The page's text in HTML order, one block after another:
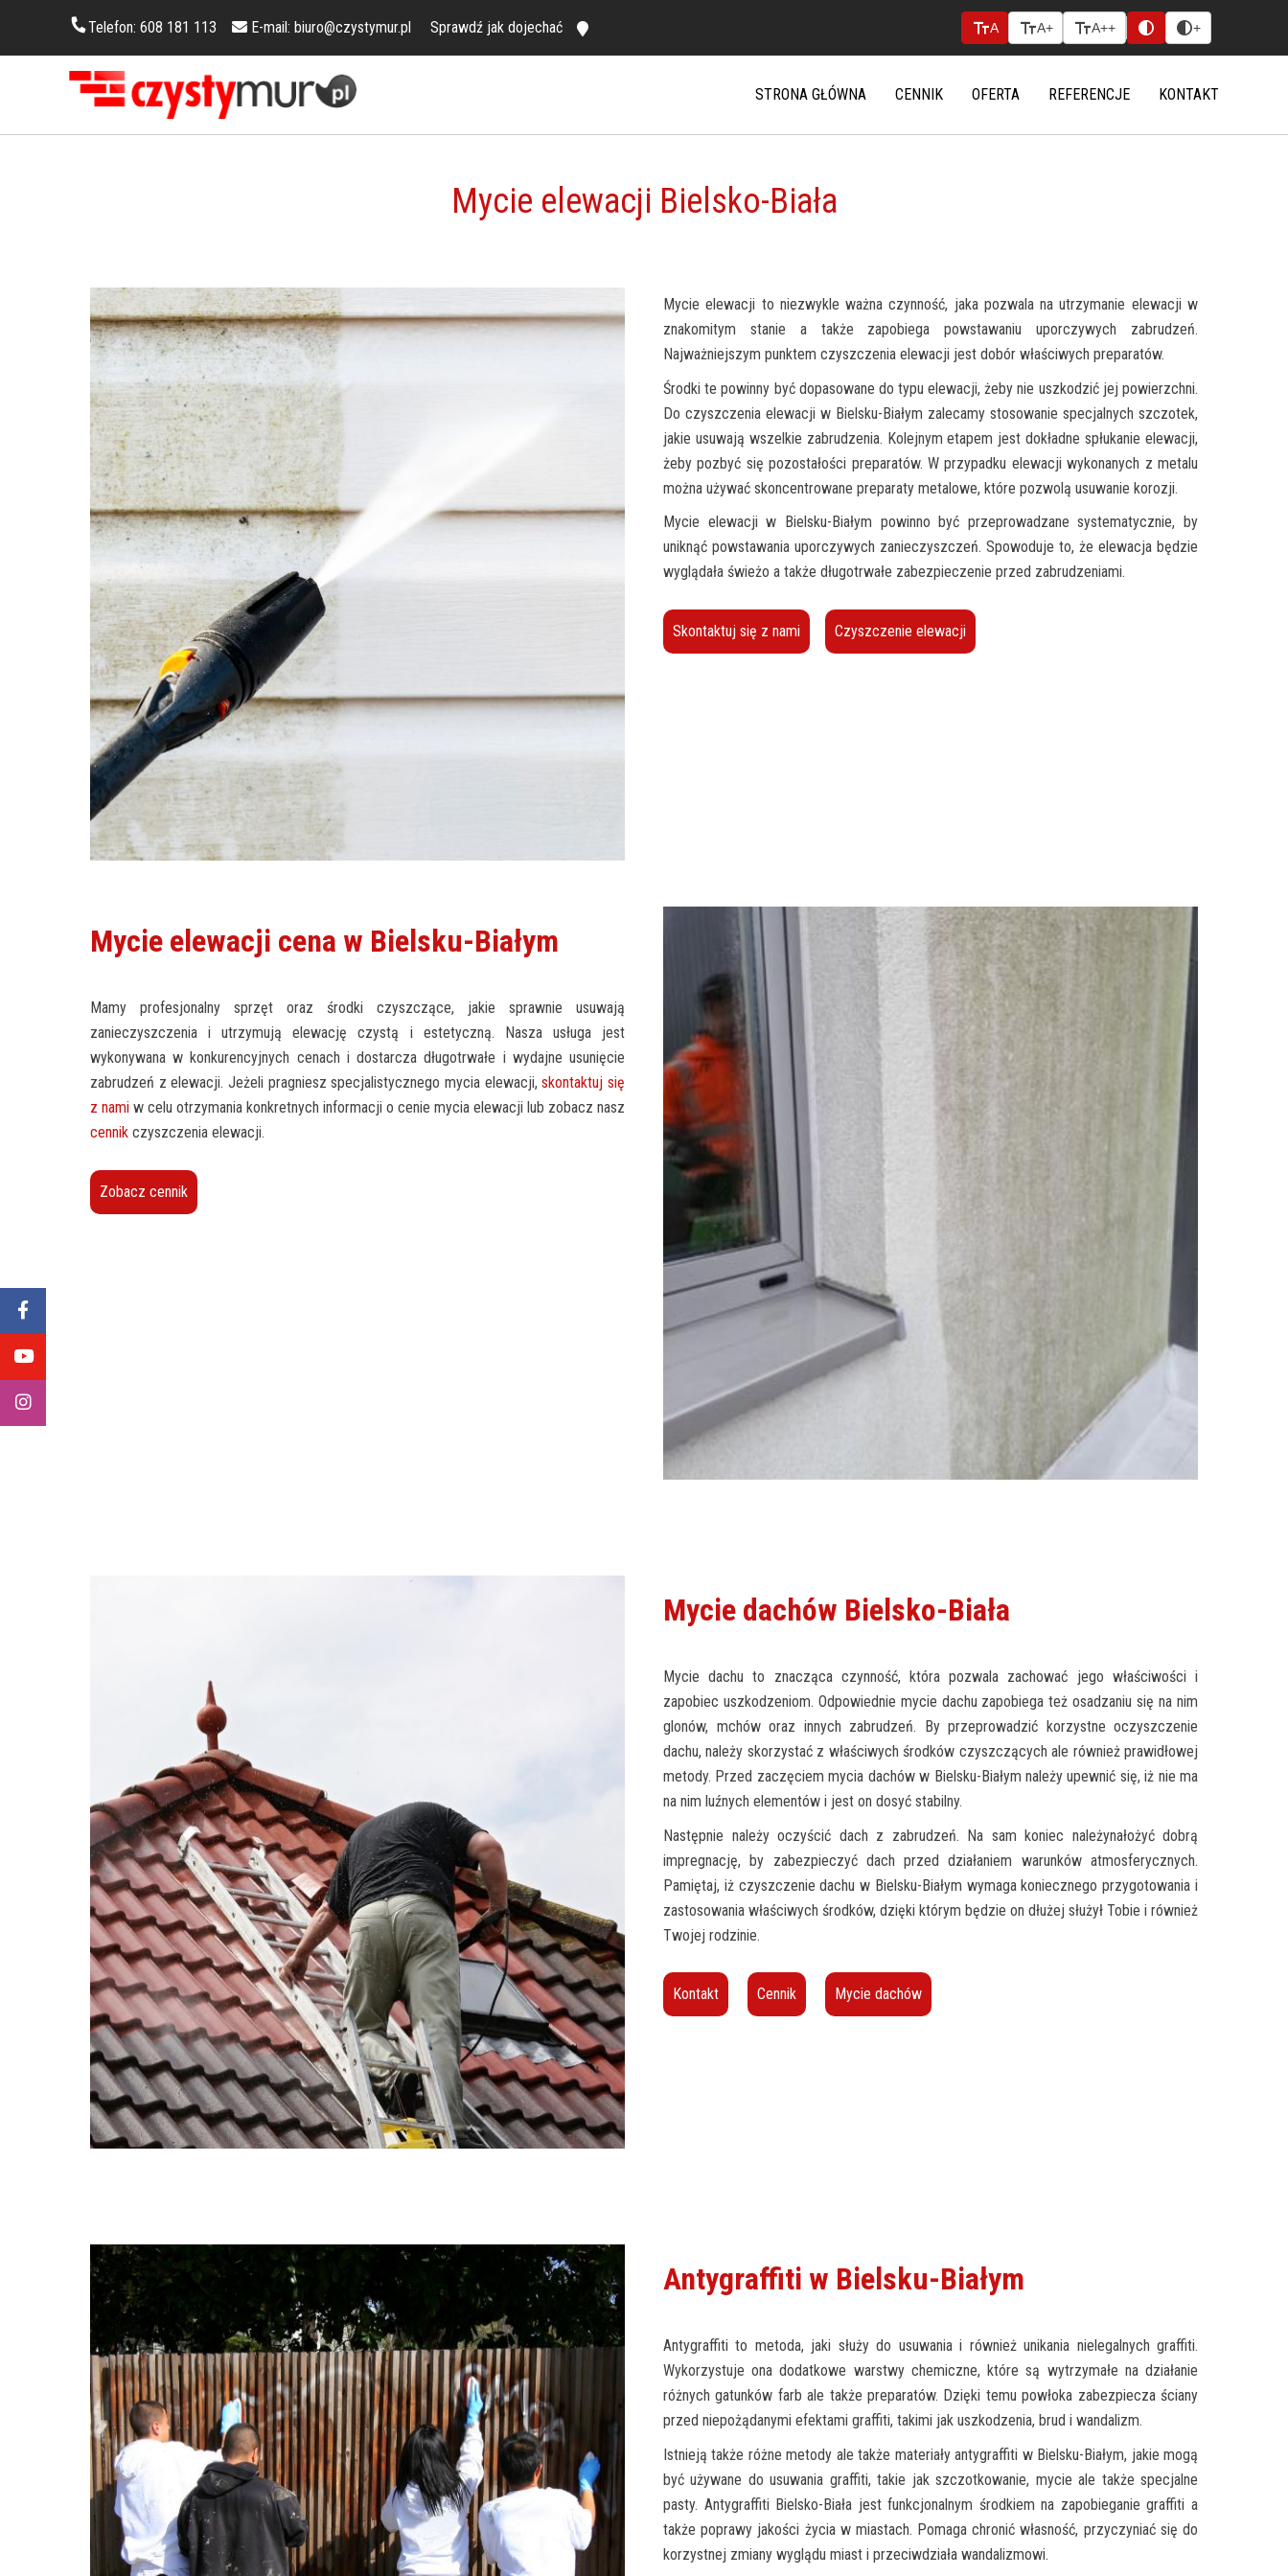
Telefon: 608 181 113 E-mail: biuro@czystymur.pl Sprawdź jak dojechać text_fieldsA text_fieldsA+ text_fieldsA++ contrast contrast+
STRONA GŁÓWNA CENNIK OFERTA REFERENCJE KONTAKT
Mycie elewacji Bielsko-Biała
Mycie elewacji to niezwykle ważna czynność, jaka pozwala na utrzymanie elewacji w
znakomitym stanie a także zapobiega powstawaniu uporczywych zabrudzeń.
Najważniejszym punktem czyszczenia elewacji jest dobór właściwych preparatów.
Środki te powinny być dopasowane do typu elewacji, żeby nie uszkodzić jej powierzchni.
Do czyszczenia elewacji w Bielsku-Białym zalecamy stosowanie specjalnych szczotek,
jakie usuwają wszelkie zabrudzenia. Kolejnym etapem jest dokładne spłukanie elewacji,
żeby pozbyć się pozostałości preparatów. W przypadku elewacji wykonanych z metalu
można używać skoncentrowane preparaty metalowe, które pozwolą usuwanie korozji.
Mycie elewacji w Bielsku-Białym powinno być przeprowadzane systematycznie, by
uniknąć powstawania uporczywych zanieczyszczeń. Spowoduje to, że elewacja będzie
wyglądała świeżo a także długotrwałe zabezpieczenie przed zabrudzeniami.
Skontaktuj się z nami Czyszczenie elewacji
Mycie elewacji cena w Bielsku-Białym
Mamy profesjonalny sprzęt oraz środki czyszczące, jakie sprawnie usuwają
zanieczyszczenia i utrzymują elewację czystą i estetyczną. Nasza usługa jest
wykonywana w konkurencyjnych cenach i dostarcza długotrwałe i wydajne usunięcie
zabrudzeń z elewacji. Jeżeli pragniesz specjalistycznego mycia elewacji,skontaktuj się
z nami w celu otrzymania konkretnych informacji o cenie mycia elewacji lub zobacz nasz
cennik czyszczenia elewacji.
Zobacz cennik
Mycie dachów Bielsko-Biała
Mycie dachu to znacząca czynność, która pozwala zachować jego właściwości i
zapobiec uszkodzeniom. Odpowiednie mycie dachu zapobiega też osadzaniu się na nim
glonów, mchów oraz innych zabrudzeń. By przeprowadzić korzystne oczyszczenie
dachu, należy skorzystać z właściwych środków czyszczących ale również prawidłowej
metody. Przed zaczęciem mycia dachów w Bielsku-Białym należy upewnić się, iż nie ma
na nim luźnych elementów i jest on dosyć stabilny.
Następnie należy oczyścić dach z zabrudzeń. Na sam koniec należynałożyć dobrą
impregnację, by zabezpieczyć dach przed działaniem warunków atmosferycznych.
Pamiętaj, iż czyszczenie dachu w Bielsku-Białym wymaga koniecznego przygotowania i
zastosowania właściwych środków, dzięki którym będzie on dłużej służył Tobie i również
Twojej rodzinie.
Kontakt Cennik Mycie dachów
Antygraffiti w Bielsku-Białym
Antygraffiti to metoda, jaki służy do usuwania i również unikania nielegalnych graffiti.
Wykorzystuje ona dodatkowe warstwy chemiczne, które są wytrzymałe na działanie
różnych gatunków farb ale także preparatów. Dzięki temu powłoka zabezpiecza ściany
przed niepożądanymi efektami graffiti, takimi jak uszkodzenia, brud i wandalizm.
Istnieją także różne metody ale także materiały antygraffiti w Bielsku-Białym, jakie mogą
być używane do usuwania graffiti, takie jak szczotkowanie, mycie ale także specjalne
pasty. Antygraffiti Bielsko-Biała jest funkcjonalnym środkiem na zapobieganie graffiti a
także poprawy jakości życia w miastach. Pomaga chronić własność, przyczyniać się do
korzystnej zmiany wyglądu miast i przeciwdziała wandalizmowi.